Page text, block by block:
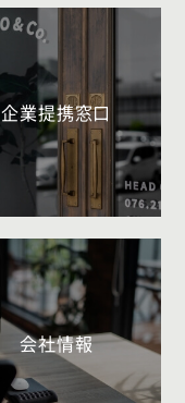
企業提携窓口
会社情報